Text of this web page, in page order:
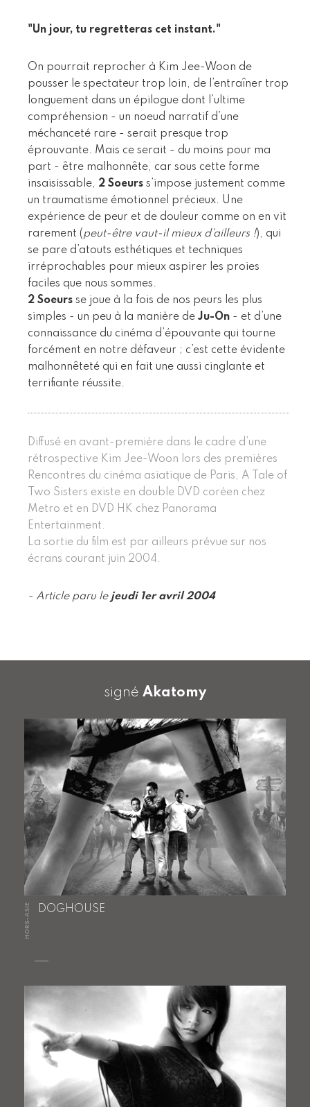
"Un jour, tu regretteras cet instant."
On pourrait reprocher à Kim Jee-Woon de
pousser le spectateur trop loin, de l’entraîner trop
longuement dans un épilogue dont l’ultime
compréhension - un noeud narratif d’une
méchanceté rare - serait presque trop
éprouvante. Mais ce serait - du moins pour ma
part - être malhonnête, car sous cette forme
insaisissable, 2 Soeurs s’impose justement comme
un traumatisme émotionnel précieux. Une
expérience de peur et de douleur comme on en vit
rarement (peut-être vaut-il mieux d’ailleurs !), qui
se pare d’atouts esthétiques et techniques
irréprochables pour mieux aspirer les proies
faciles que nous sommes.
2 Soeurs se joue à la fois de nos peurs les plus
simples - un peu à la manière de Ju-On - et d’une
connaissance du cinéma d’épouvante qui tourne
forcément en notre défaveur ; c’est cette évidente
malhonnêteté qui en fait une aussi cinglante et
terrifiante réussite.
Diffusé en avant-première dans le cadre d’une
rétrospective Kim Jee-Woon lors des premières
Rencontres du cinéma asiatique de Paris, A Tale of
Two Sisters existe en double DVD coréen chez
Metro et en DVD HK chez Panorama
Entertainment.
La sortie du film est par ailleurs prévue sur nos
écrans courant juin 2004.
- Article paru le jeudi 1er avril 2004
signé Akatomy
HORS-ASIE DOGHOUSE